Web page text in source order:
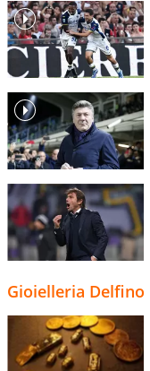
Gioielleria Delfino